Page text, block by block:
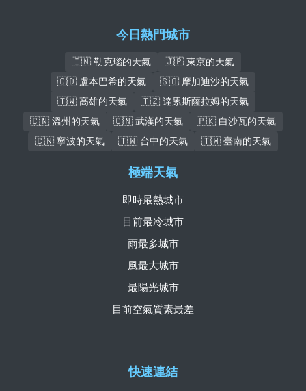
今日熱門城市
🇮🇳 勒克瑙的天氣
🇯🇵 東京的天氣
🇨🇩 盧本巴希的天氣
🇸🇴 摩加迪沙的天氣
🇹🇼 高雄的天氣
🇹🇿 達累斯薩拉姆的天氣
🇨🇳 溫州的天氣
🇨🇳 武漢的天氣
🇵🇰 白沙瓦的天氣
🇨🇳 寧波的天氣
🇹🇼 台中的天氣 🇹🇼 臺南的天氣
快速連結
極端天氣
即時最熱城市
目前最冷城市
雨最多城市
風最大城市
最陽光城市
目前空氣質素最差